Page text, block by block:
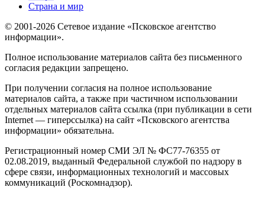
Страна и мир
© 2001-2026 Сетевое издание «Псковское агентство
информации».
Полное использование материалов сайта без письменного
согласия редакции запрещено.
При получении согласия на полное использование
материалов сайта, а также при частичном использовании
отдельных материалов сайта ссылка (при публикации в сети
Internet — гиперссылка) на сайт «Псковского агентства
информации» обязательна.
Регистрационный номер СМИ ЭЛ № ФС77-76355 от
02.08.2019, выданный Федеральной службой по надзору в
сфере связи, информационных технологий и массовых
коммуникаций (Роскомнадзор).